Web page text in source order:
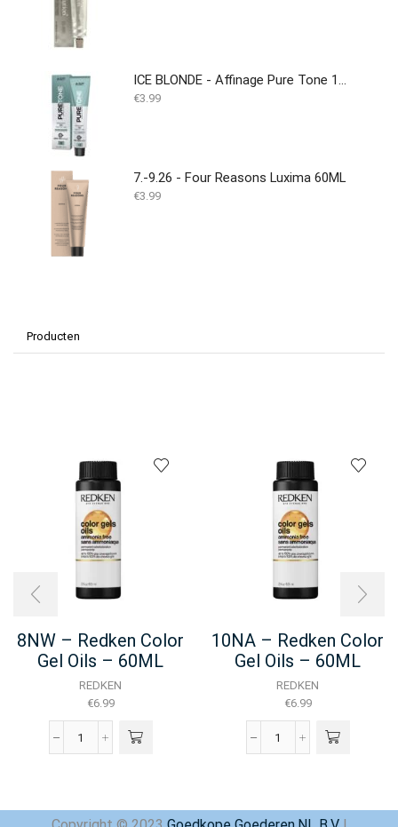
ICE BLONDE - Affinage Pure Tone 100ml
€3.99
7.-9.26 - Four Reasons Luxima 60ML
€3.99
Producten
8NW – Redken Color
Gel Oils – 60ML
REDKEN
€6.99
8NW
Gel
10NA – Redken Color
Gel Oils – 60ML
REDKEN
€6.99
10NA
Gel